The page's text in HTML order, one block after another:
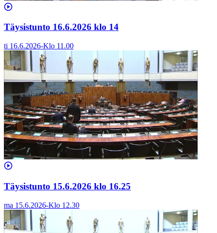
Täysistunto 16.6.2026 klo 14
ti 16.6.2026-Klo 11.00
Täysistunto 15.6.2026 klo 16.25
ma 15.6.2026-Klo 12.30